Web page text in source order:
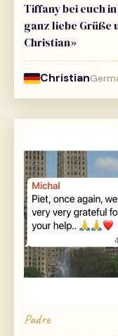
Tiffany bei euch
ganz liebe Grüße
Christian»
Christian
Padre